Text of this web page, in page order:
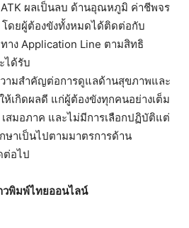
ATK ผลเป็นลบ ด้านอุณหภูมิ ค่าชีพจร
ดยผู้ต้องขังทั้งหมดได้ติดต่อกับ
าง Application Line ตามสิทธิ
ได้รับ
มสำคัญต่อการดูแลด้านสุขภาพและ
ห้เกิดผลดี แก่ผู้ต้องขังทุกคนอย่างเต็ม
สมอภาค และไม่มีการเลือกปฏิบัติแต่
ษาเป็นไปตามมาตรการด้าน
ต่อไป
วพิมพ์ไทยออนไลน์